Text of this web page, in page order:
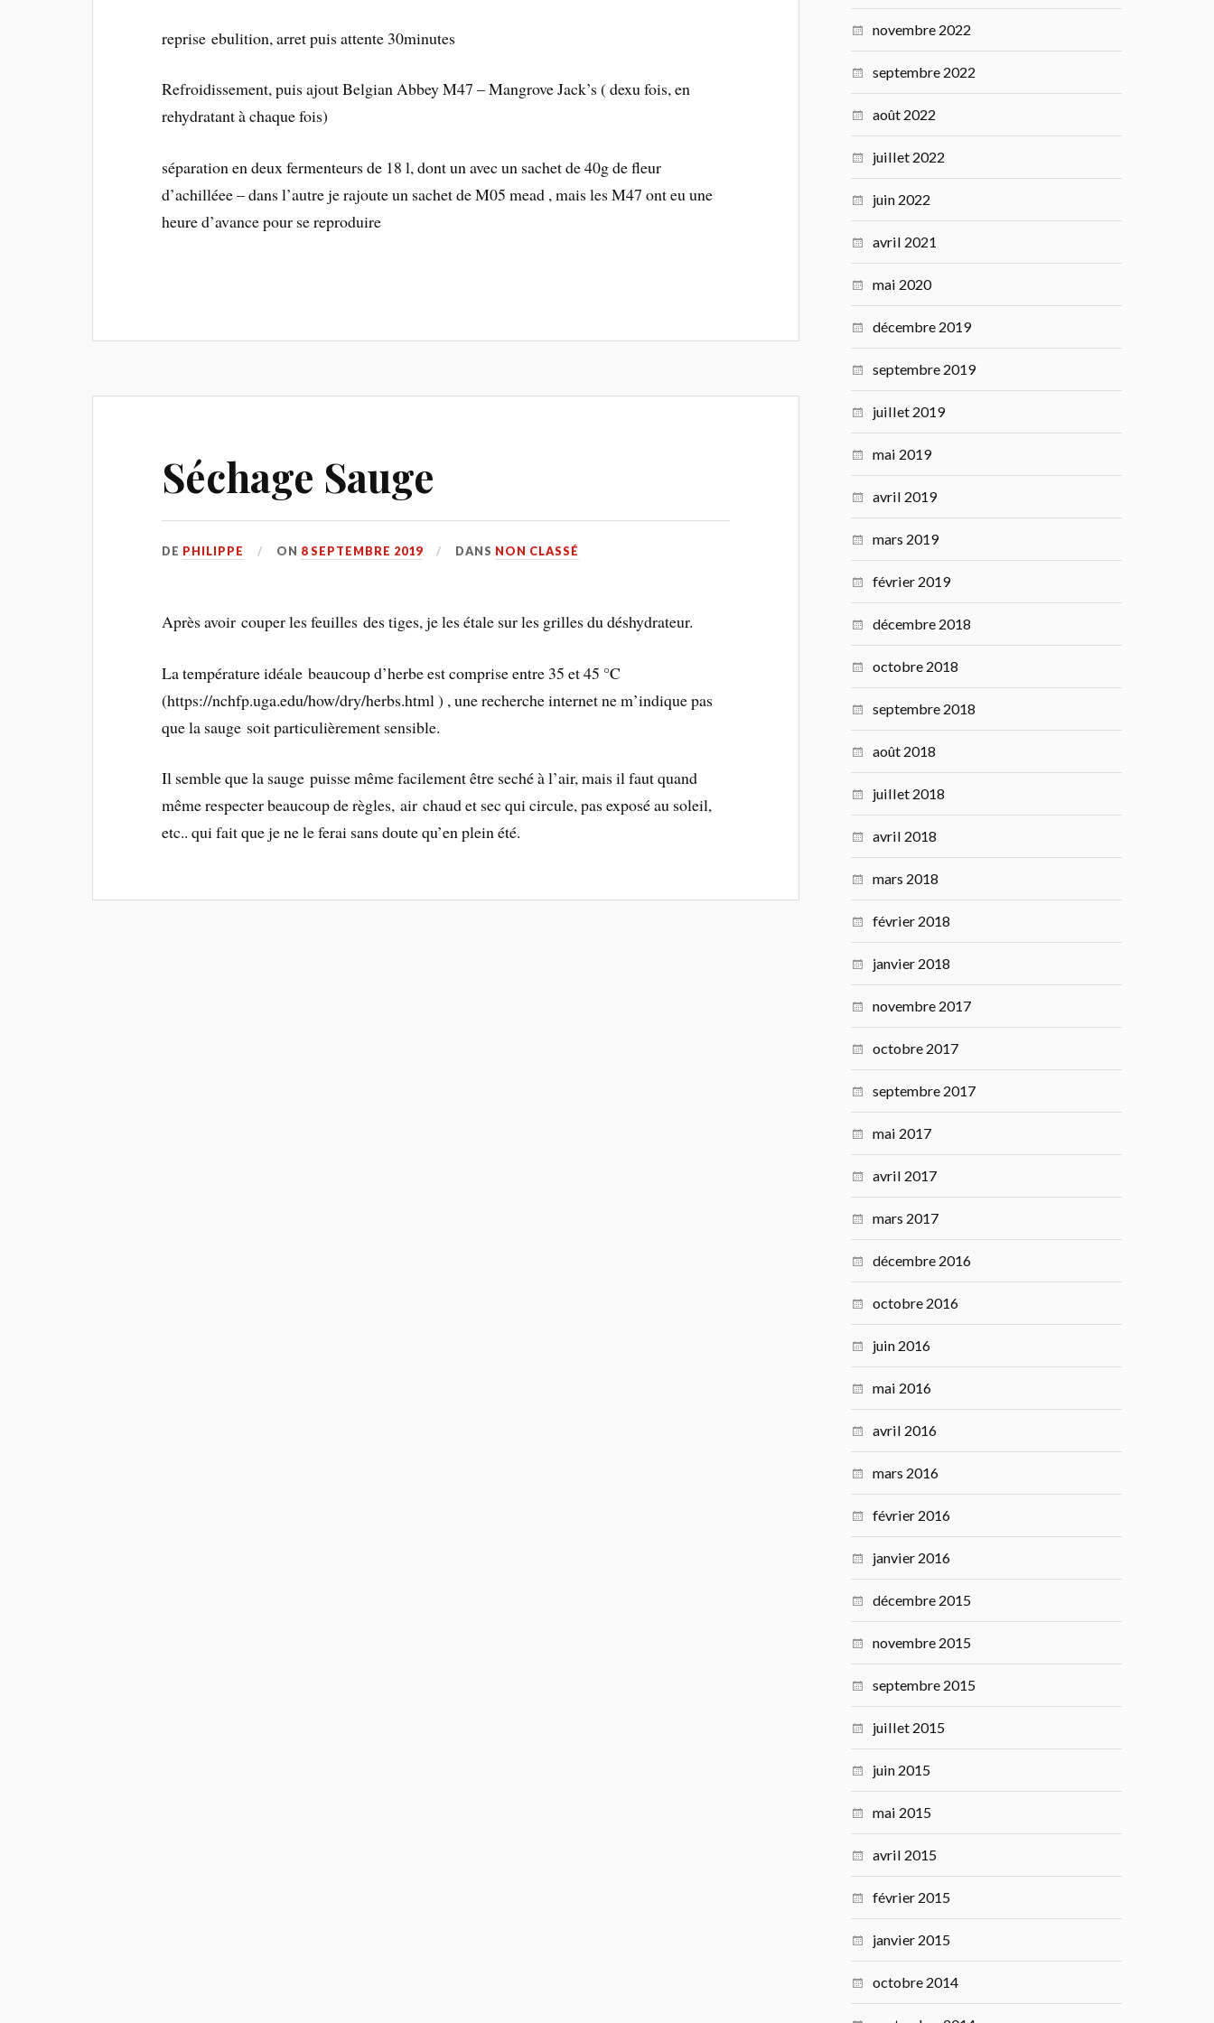
reprise ebulition, arret puis attente 30minutes
Refroidissement, puis ajout Belgian Abbey M47 – Mangrove Jack’s ( dexu fois, en
rehydratant à chaque fois)
séparation en deux fermenteurs de 18 l, dont un avec un sachet de 40g de fleur
d’achilléee – dans l’autre je rajoute un sachet de M05 mead , mais les M47 ont eu une
heure d’avance pour se reproduire
Séchage Sauge
DE PHILIPPE ON 8 SEPTEMBRE 2019 DANS NON CLASSÉ
Après avoir couper les feuilles des tiges, je les étale sur les grilles du déshydrateur.
La température idéale beaucoup d’herbe est comprise entre 35 et 45 °C
(https://nchfp.uga.edu/how/dry/herbs.html ) , une recherche internet ne m’indique pas
que la sauge soit particulièrement sensible.
Il semble que la sauge puisse même facilement être seché à l’air, mais il faut quand
même respecter beaucoup de règles, air chaud et sec qui circule, pas exposé au soleil,
etc.. qui fait que je ne le ferai sans doute qu’en plein été.
novembre 2022
septembre 2022
août 2022
juillet 2022
juin 2022
avril 2021
mai 2020
décembre 2019
septembre 2019
juillet 2019
mai 2019
avril 2019
mars 2019
février 2019
décembre 2018
octobre 2018
septembre 2018
août 2018
juillet 2018
avril 2018
mars 2018
février 2018
janvier 2018
novembre 2017
octobre 2017
septembre 2017
mai 2017
avril 2017
mars 2017
décembre 2016
octobre 2016
juin 2016
mai 2016
avril 2016
mars 2016
février 2016
janvier 2016
décembre 2015
novembre 2015
septembre 2015
juillet 2015
juin 2015
mai 2015
avril 2015
février 2015
janvier 2015
octobre 2014